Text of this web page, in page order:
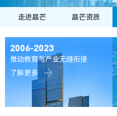
走进晶芒 晶芒资质
2006-2023
推动教育与产业无缝衔接
了解更多